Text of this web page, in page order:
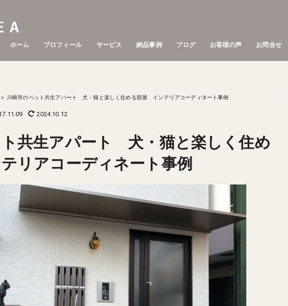
ホーム プロフィール サービス 納品事例 ブログ お客様の声 お問合せ
川崎市のペット共生アパート 犬・猫と楽しく住める部屋 インテリアコーディネート事例
2024.10.12
ト共生アパート 犬・猫と楽しく住め
リアコーディネート事例